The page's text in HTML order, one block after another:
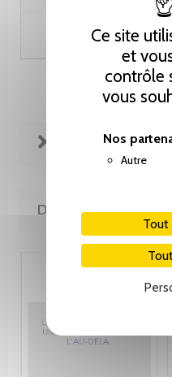
Ce site
et
contrôle
vous
Nos
Autre
Tout
FICHE
DE LA MÊME